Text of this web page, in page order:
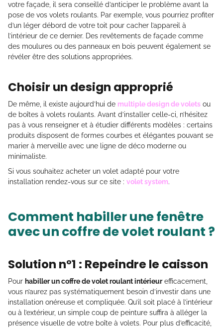
votre façade, il sera conseillé d’anticiper le problème avant la
pose de vos volets roulants. Par exemple, vous pourriez profiter
d’un léger débord de votre toit pour cacher l’appareil à
l’intérieur de ce dernier. Des revêtements de façade comme
des moulures ou des panneaux en bois peuvent également se
révéler être des solutions appropriées.
Choisir un design approprié
De même, il existe aujourd’hui de multiple design de volets ou
de boîtes à volets roulants. Avant d’installer celle-ci, n’hésitez
pas à vous renseigner et à étudier différents modèles : certains
produits disposent de formes courbes et élégantes pouvant se
marier à merveille avec une ligne de déco moderne ou
minimaliste.
Si vous souhaitez acheter un volet adapté pour votre
installation rendez-vous sur ce site : volet system.
Comment habiller une fenêtre
avec un coffre de volet roulant ?
Solution n°1 : Repeindre le caisson
Pour habiller un coffre de volet roulant intérieurefficacement,
vous n’aurez pas systématiquement besoin d’investir dans une
installation onéreuse et compliquée. Qu’il soit placé à l’intérieur
ou à l’extérieur, un simple coup de peinture suffira à alléger la
présence visuelle de votre boîte à volets. Pour plus d’efficacité,